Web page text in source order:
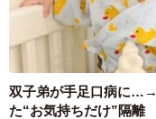
双子弟が手足口病に…→
た“お気持ちだけ”隔離